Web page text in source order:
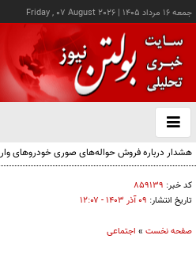
جمعه ۱۶ مرداد ۱۴۰۵ |
Friday , 07 August 2026
باز
و
کد خبر: ۸۵۹۱۳۹
تاریخ انتشار: ۰۹ آذر ۱۴۰۳ - ۱۲:۰۷
صفحه نخست » اجتماعی